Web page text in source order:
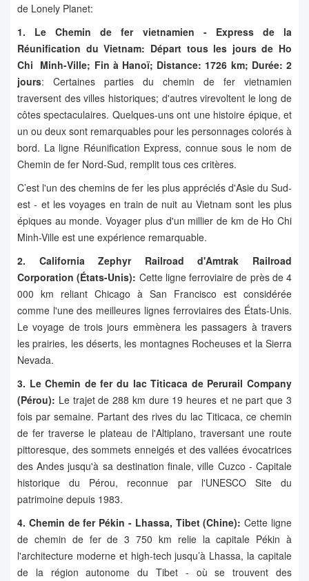
de Lonely Planet:
1. Le Chemin de fer vietnamien - Express de la
Réunification du Vietnam: Départ tous les jours de Ho
Chi Minh-Ville; Fin à Hanoï; Distance: 1726 km; Durée: 2
jours: Certaines parties du chemin de fer vietnamien
traversent des villes historiques; d'autres virevoltent le long de
côtes spectaculaires. Quelques-uns ont une histoire épique, et
un ou deux sont remarquables pour les personnages colorés à
bord. La ligne Réunification Express, connue sous le nom de
Chemin de fer Nord-Sud, remplit tous ces critères.
C’est l'un des chemins de fer les plus appréciés d'Asie du Sud-
est - et les voyages en train de nuit au Vietnam sont les plus
épiques au monde. Voyager plus d'un millier de km de Ho Chi
Minh-Ville est une expérience remarquable.
2. California Zephyr Railroad d'Amtrak Railroad
Corporation (États-Unis): Cette ligne ferroviaire de près de 4
000 km reliant Chicago à San Francisco est considérée
comme l'une des meilleures lignes ferroviaires des États-Unis.
Le voyage de trois jours emmènera les passagers à travers
les prairies, les déserts, les montagnes Rocheuses et la Sierra
Nevada.
3. Le Chemin de fer du lac Titicaca de Perurail Company
(Pérou): Le trajet de 288 km dure 19 heures et ne part que 3
fois par semaine. Partant des rives du lac Titicaca, ce chemin
de fer traverse le plateau de l'Altiplano, traversant une route
pittoresque, des sommets enneigés et des vallées évocatrices
des Andes jusqu'à sa destination finale, ville Cuzco - Capitale
historique du Pérou, reconnue par l'UNESCO Site du
patrimoine depuis 1983.
4. Chemin de fer Pékin - Lhassa, Tibet (Chine): Cette ligne
de chemin de fer de 3 750 km relie la capitale Pékin à
l'architecture moderne et high-tech jusqu’à Lhassa, la capitale
de la région autonome du Tibet - où se trouvent des